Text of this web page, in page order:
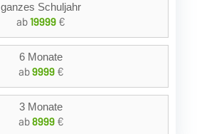
ganzes Schuljahr
ab19999 €
6 Monate
ab9999€
3 Monate
ab8999€